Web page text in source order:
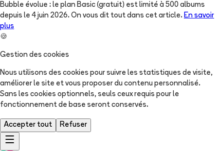
Bubble évolue : le plan Basic (gratuit) est limité à 500 albums
depuis le 4 juin 2026. On vous dit tout dans cet article. En savoir
plus
🍪
Gestion des cookies
Nous utilisons des cookies pour suivre les statistiques de visite,
améliorer le site et vous proposer du contenu personnalisé.
Sans les cookies optionnels, seuls ceux requis pour le
fonctionnement de base seront conservés.
Accepter tout Refuser